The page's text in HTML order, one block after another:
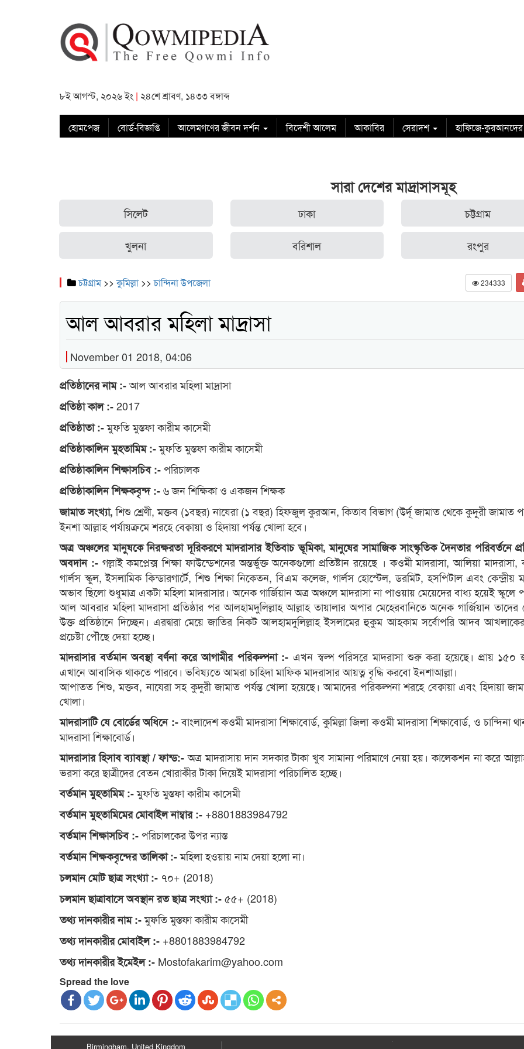
৮ই আগস্ট, ২০২৬ ইং | ২৪শে শ্রাবণ, ১৪৩৩ বঙ্গাব্দ
হোমপেজ বোর্ড-বিজ্ঞপ্তি আলেমগণের জীবন দর্শন বিদেশী আলেম আকাবির সেরাদশ হাফিজে-কুরআনদের
সারা দেশের মাদ্রাসাসমূহ
সিলেট ঢাকা চট্টগ্রাম
খুলনা বরিশাল রংপুর
চট্টগ্রাম>>কুমিল্লা>>চান্দিনা উপজেলা 234333
আল আবরার মহিলা মাদ্রাসা
November 01 2018, 04:06
প্রতিষ্ঠানের নাম :-আল আবরার মহিলা মাদ্রাসা
প্রতিষ্ঠা কাল :-2017
প্রতিষ্ঠাতা :-মুফতি মুস্তফা কারীম কাসেমী
প্রতিষ্ঠাকালিন মুহতামিম :-মুফতি মুস্তফা কারীম কাসেমী
প্রতিষ্ঠাকালিন শিক্ষাসচিব :-পরিচালক
প্রতিষ্ঠাকালিন শিক্ষকবৃন্দ :-৬ জন শিক্ষিকা ও একজন শিক্ষক
জামাত সংখ্যা,শিশু শ্রেণী, মক্তব (১বছর) নাযেরা (১ বছর) হিফজুল কুরআন, কিতাব বিভাগ (উর্দূ জামাত থেকে কুদুরী জামাত
ইনশা আল্লাহ পর্যায়ক্রমে শরহে বেক্বায়া ও হিদায়া পর্যন্ত খোলা হবে।
অত্র অঞ্চলের মানুষকে নিরক্ষরতা দূরিকরণে মাদরাসার ইতিবাচ ভূমিকা, মানুষের সামাজিক সাংস্কৃতিক দৈনতার পরিবর্তনে
অবদান :- গল্লাই কমপ্লেক্স শিক্ষা ফাউন্ডেশনের অন্তর্ভুক্ত অনেকগুলো প্রতিষ্টান রয়েছে । কওমী মাদরাসা, আলিয়া
গার্লস স্কুল, ইসলামিক কিন্ডারগার্টে, শিশু শিক্ষা নিকেতন, বিএম কলেজ, গার্লস হোস্টেল, ডরমিট, হসপিটাল এবং কেন্দ্রীয়
অভাব ছিলো শুধুমাত্র একটা মহিলা মাদরাসার। অনেক গার্জিয়ান অত্র অঞ্চলে মাদরাসা না পাওয়ায় মেয়েদের বাধ্য হয়েই স্কুলে
আল আবরার মহিলা মাদরাসা প্রতিষ্ঠার পর আলহামদুলিল্লাহ আল্লাহ তায়ালার অপার মেহেরবানিতে অনেক গার্জিয়ান তাদের
উক্ত প্রতিষ্ঠানে দিচ্ছেন। এরদ্বারা মেয়ে জাতির নিকট আলহামদুলিল্লাহ ইসলামের হুকুম আহকাম সর্বোপরি আদব
প্রচেষ্টা পৌছে দেয়া হচ্ছে।
মাদরাসার বর্তমান অবস্থা বর্ণনা করে আগামীর পরিকল্পনা :- এখন স্বল্প পরিসরে মাদরাসা শুরু করা হয়েছে। প্রায় ১৫০
এখানে আবাসিক থাকতে পারবে। ভবিষ্যতে আমরা চাহিদা মাফিক মাদরাসার আয়ত্ন বৃদ্ধি করবো ইনশাআল্লা।
আপাতত শিশু, মক্তব, নাযেরা সহ কুদুরী জামাত পর্যন্ত খোলা হয়েছে। আমাদের পরিকল্পনা শরহে বেক্বায়া এবং হিদায়া
খোলা।
মাদরাসাটি যে বোর্ডের অধিনে :-বাংলাদেশ কওমী মাদরাসা শিক্ষাবোর্ড, কুমিল্লা জিলা কওমী মাদরাসা শিক্ষাবোর্ড, ও চান্দিনা
মাদরাসা শিক্ষাবোর্ড।
মাদরাসার হিসাব ব্যাবস্থা / ফান্ড:-অত্র মাদরাসায় দান সদকার টাকা খুব সামান্য পরিমাণে নেয়া হয়। কালেকশন না করে
ভরসা করে ছাত্রীদের বেতন খোরাকীর টাকা দিয়েই মাদরাসা পরিচালিত হচ্ছে।
বর্তমান মুহতামিম :-মুফতি মুস্তফা কারীম কাসেমী
বর্তমান মুহতামিমের মোবাইল নাম্বার :- +8801883984792
বর্তমান শিক্ষাসচিব :-পরিচালকের উপর ন্যাস্ত
বর্তমান শিক্ষকবৃন্দের তালিকা :-মহিলা হওয়ায় নাম দেয়া হলো না।
চলমান মোট ছাত্র সংখ্যা :- ৭০+ (2018)
চলমান ছাত্রাবাসে অবস্থান রত ছাত্র সংখ্যা :-৫৫+ (2018)
তথ্য দানকারীর নাম :-মুফতি মুস্তফা কারীম কাসেমী
তথ্য দানকারীর মোবাইল :- +8801883984792
তথ্য দানকারীর ইমেইল :- Mostofakarim@yahoo.com
Spread the love
Birmingham, United Kingdom